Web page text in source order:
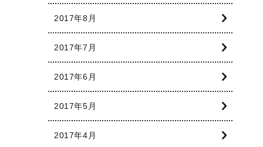
2017年8月
2017年7月
2017年6月
2017年5月
2017年4月